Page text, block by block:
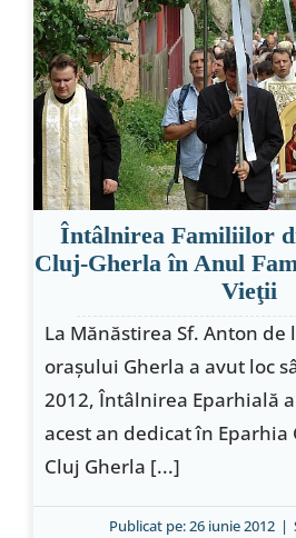
Special
Întâlnirea Familiilor
Cluj-Gherla în Anul
Vieţii
La Mănăstirea Sf. Anton de
oraşului Gherla a avut loc
2012, Întâlnirea Eparhială
acest an dedicat în Eparhia
Cluj Gherla [...]
Publicat pe: 26 iunie 2012 |